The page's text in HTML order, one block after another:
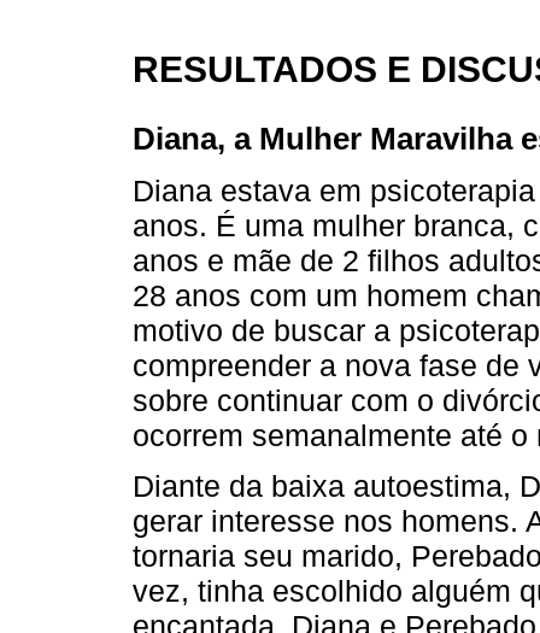
RESULTADOS E
Diana, a Mulher Maravilha
Diana estava em
anos. É uma mulher branca,
anos e mãe de 2 filhos
28 anos com um homem
motivo de buscar a
compreender a nova fase de
sobre continuar com o
ocorrem semanalmente até o
Diante da baixa autoestima,
gerar interesse nos homens.
tornaria seu marido,
vez, tinha escolhido alguém
encantada. Diana e